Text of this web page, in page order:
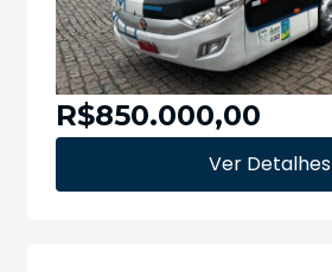
R$850.000,00
Ver Detalhes